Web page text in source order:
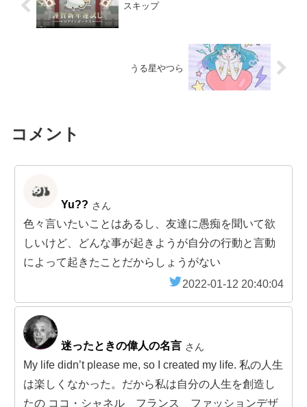
スキップ
うる星やつら
コメント
Yu?? さん
色々言いたいことはあるし、友達に愚痴を聞いて欲
しいけど、どんな事が起きようが自分の行動と言動
によって起きたことだからしょうがない
2022-01-12 20:40:04
迷ったときの偉人の名言 さん
My life didn’t please me, so I created my life. 私の人生
は楽しくなかった。だから私は自分の人生を創造し
たの ココ・シャネル フランス ファッションデザ